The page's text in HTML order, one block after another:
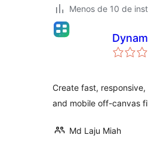
Menos de 10 de
Create fast,
and mobile off-canvas
Md Laju Miah